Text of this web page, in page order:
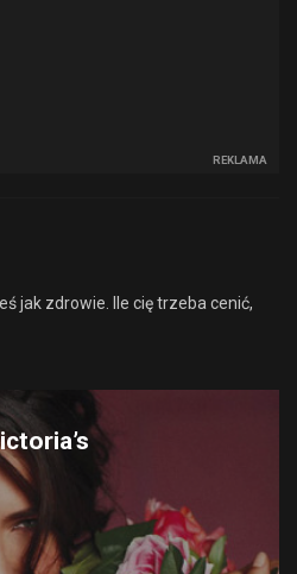
REKLAMA
jak zdrowie. Ile cię trzeba cenić,